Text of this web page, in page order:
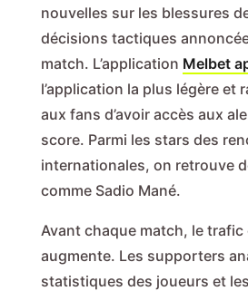
nouvelles sur les blessures
décisions tactiques
match. L’application Melbet
l’application la plus légère et
aux fans d’avoir accès aux
score. Parmi les stars des
internationales, on retrouve
comme Sadio Mané.
Avant chaque match, le trafic
augmente. Les supporters
statistiques des joueurs et